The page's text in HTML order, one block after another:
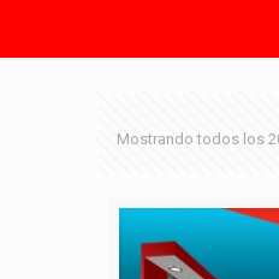
Mostrando todos los